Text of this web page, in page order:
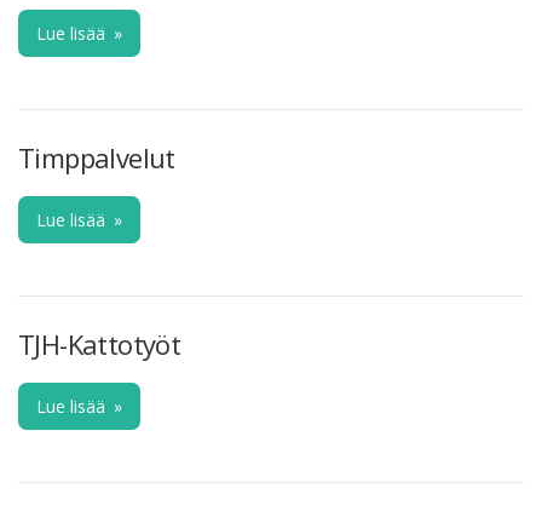
Lue lisää »
Timppalvelut
Lue lisää »
TJH-Kattotyöt
Lue lisää »